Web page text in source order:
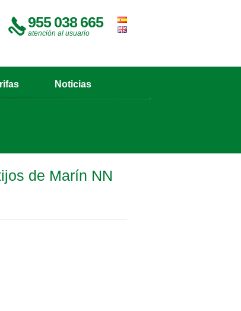
955 038 665
atención al usuario
Noticias
de Marín NN